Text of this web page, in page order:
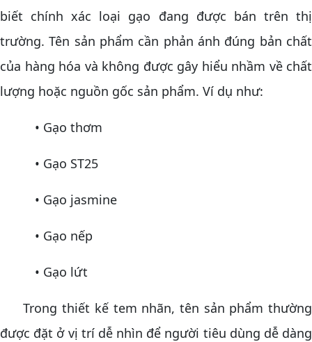
biết chính xác loại gạo đang được bán trên thị
trường. Tên sản phẩm cần phản ánh đúng bản chất
của hàng hóa và không được gây hiểu nhầm về chất
lượng hoặc nguồn gốc sản phẩm. Ví dụ như:
• Gạo thơm
• Gạo ST25
• Gạo jasmine
• Gạo nếp
• Gạo lứt
Trong thiết kế tem nhãn, tên sản phẩm thường
được đặt ở vị trí dễ nhìn để người tiêu dùng dễ dàng